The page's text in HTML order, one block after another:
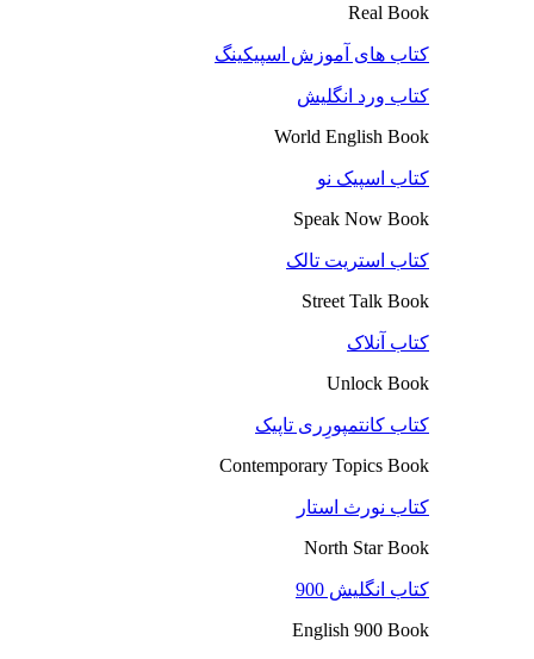
Real Book
کتاب های آموزش اسپیکینگ
کتاب ورد انگلیش
World English Book
کتاب اسپیک نو
Speak Now Book
کتاب استریت تالک
Street Talk Book
کتاب آنلاک
Unlock Book
کتاب کانتمپورِری تاپیک
Contemporary Topics Book
کتاب نورث استار
North Star Book
کتاب انگلیش 900
English 900 Book